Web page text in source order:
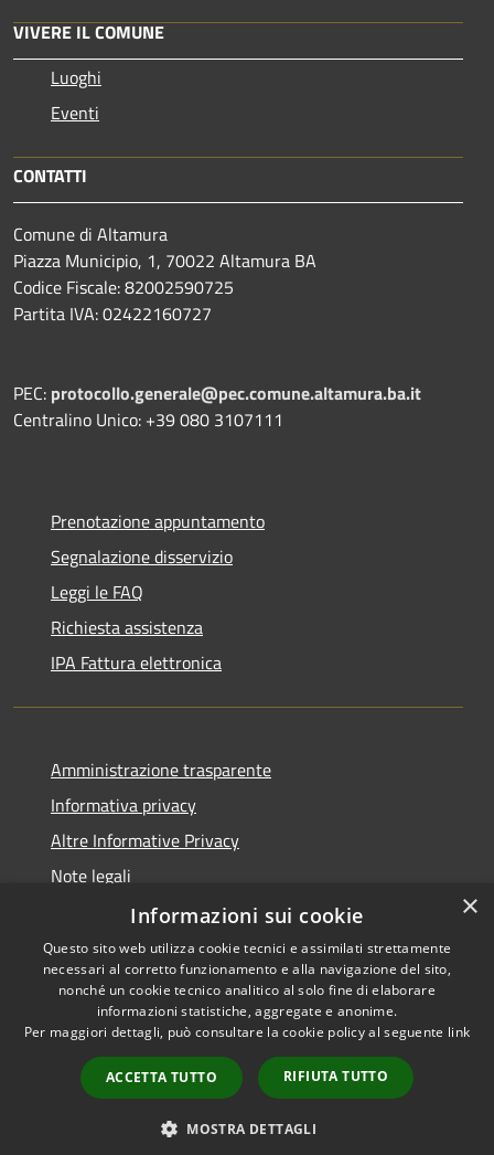
VIVERE IL COMUNE
Luoghi
Eventi
CONTATTI
Comune di Altamura
Piazza Municipio, 1, 70022 Altamura BA
Codice Fiscale: 82002590725
Partita IVA: 02422160727
PEC: protocollo.generale@pec.comune.altamura.ba.it
Centralino Unico: +39 080 3107111
Prenotazione appuntamento
Segnalazione disservizio
Leggi le FAQ
Richiesta assistenza
IPA Fattura elettronica
Amministrazione trasparente
Informativa privacy
Altre Informative Privacy
Note legali
Dichiarazione di accessibilità
RSS
Accessibilità
Copyright © 2026 • Comune di
Municipium•
Accesso
redazione
×
Informazioni sui cookie
Questo sito web utilizza cookie tecnici e assimilati strettamente
necessari al corretto funzionamento e alla navigazione del sito,
nonché un cookie tecnico analitico al solo fine di elaborare
informazioni statistiche, aggregate e anonime.
Per maggiori dettagli, può consultare la cookie policy al seguente link
ACCETTA TUTTO RIFIUTA TUTTO
MOSTRA DETTAGLI